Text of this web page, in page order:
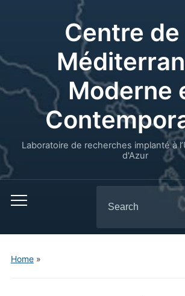
Centre de
Moderne
Laboratoire de recherches implanté à
d'Azur
for:
Home»